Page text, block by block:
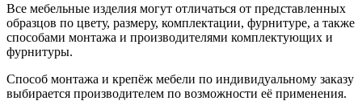
Все мебельные изделия могут отличаться от представленных
образцов по цвету, размеру, комплектации, фурнитуре, а также
способами монтажа и производителями комплектующих и
фурнитуры.
Способ монтажа и крепёж мебели по индивидуальному заказу
выбирается производителем по возможности её применения.